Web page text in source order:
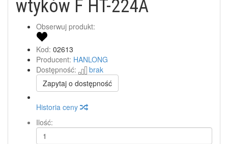
wtyków F HT-224A
Obserwuj produkt:
Kod: 02613
Producent: HANLONG
Dostępność:
brak
Zapytaj o dostępność
Historia ceny
Ilość: